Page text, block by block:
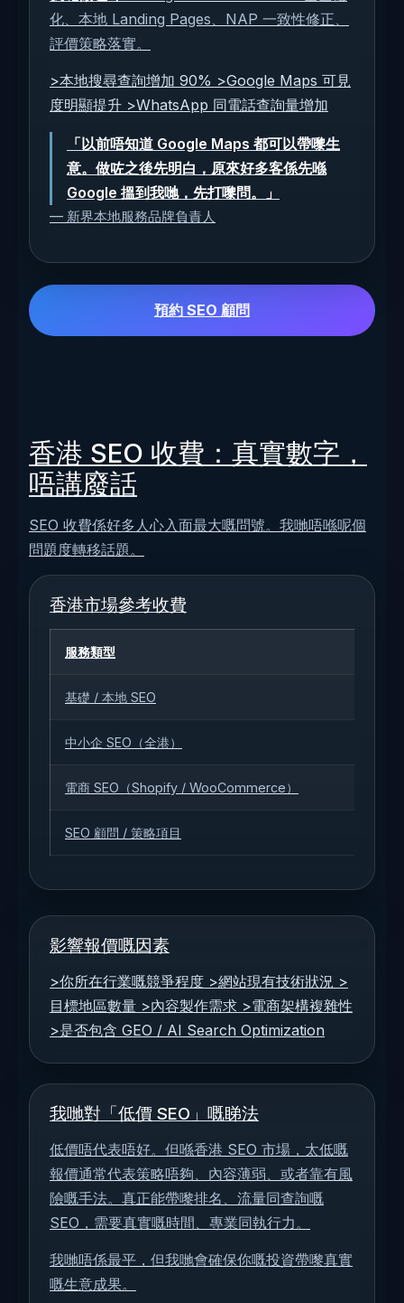
化、本地 Landing Pages、NAP 一致性修正、
評價策略落實。
>本地搜尋查詢增加 90% >Google Maps 可見
度明顯提升 >WhatsApp 同電話查詢量增加
「以前唔知道 Google Maps 都可以帶嚟生
意。做咗之後先明白，原來好多客係先喺
Google 搵到我哋，先打嚟問。」
— 新界本地服務品牌負責人
預約 SEO 顧問
香港 SEO 收費：真實數字，
唔講廢話
SEO 收費係好多人心入面最大嘅問號。我哋唔喺呢個
問題度轉移話題。
香港市場參考收費
服務類型
基礎 / 本地 SEO
中小企 SEO（全港）
電商 SEO（Shopify / WooCommerce）
SEO 顧問 / 策略項目
影響報價嘅因素
>你所在行業嘅競爭程度 >網站現有技術狀況 >
目標地區數量 >內容製作需求 >電商架構複雜性
>是否包含 GEO / AI Search Optimization
我哋對「低價 SEO」嘅睇法
低價唔代表唔好。但喺香港 SEO 市場，太低嘅
報價通常代表策略唔夠、內容薄弱、或者靠有風
險嘅手法。真正能帶嚟排名、流量同查詢嘅
SEO，需要真實嘅時間、專業同執行力。
我哋唔係最平，但我哋會確保你嘅投資帶嚟真實
嘅生意成果。